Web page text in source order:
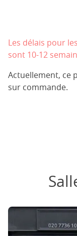
Les délais pour
sont 10-12
Actuellement, ce
sur commande.